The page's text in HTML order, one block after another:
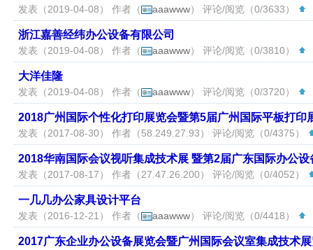
发表（2019-04-08） 作者（ aaawww） 评论/阅览（0/3633）
浙江嘉善经纬办公设备有限公司
发表（2019-04-08） 作者（ aaawww） 评论/阅览（0/3810）
大洋佳隆
发表（2019-04-08） 作者（ aaawww） 评论/阅览（0/3720）
2018广州国际个性化打印展览会暨第5届广州国际平板打印
发表（2017-08-30） 作者（58.249.27.93） 评论/阅览（0/4375）
2018华南国际会议视听集成技术展 暨第2届广东国际办公设
发表（2017-08-17） 作者（27.47.26.200） 评论/阅览（0/4052）
一几几办公家具设计平台
发表（2016-12-21） 作者（ aaawww） 评论/阅览（0/4418）
2017广东企业办公设备展览会暨广州国际会议室集成技术